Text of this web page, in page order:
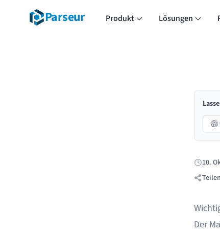
Parseur Produkt Lösungen
10.
Der